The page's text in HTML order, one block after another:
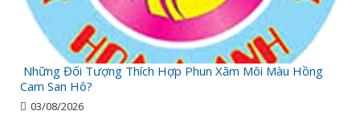
Những Đối Tượng Thích Hợp Phun Xăm Môi Màu Hồng
Cam San Hô?
03/08/2026